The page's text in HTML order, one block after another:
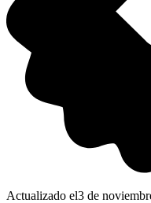
Actualizado el3 de